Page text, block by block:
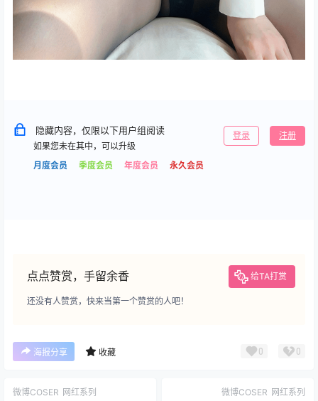
隐藏内容，仅限以下用户组阅读
如果您未在其中，可以升级
月度会员
季度会员 年度会员 永久会员
登录 注册
点点赞赏，手留余香 给TA打赏
还没有人赞赏，快来当第一个赞赏的人吧！
海报分享 收藏 0 0
微博COSER 网红系列 微博COSER 网红系列